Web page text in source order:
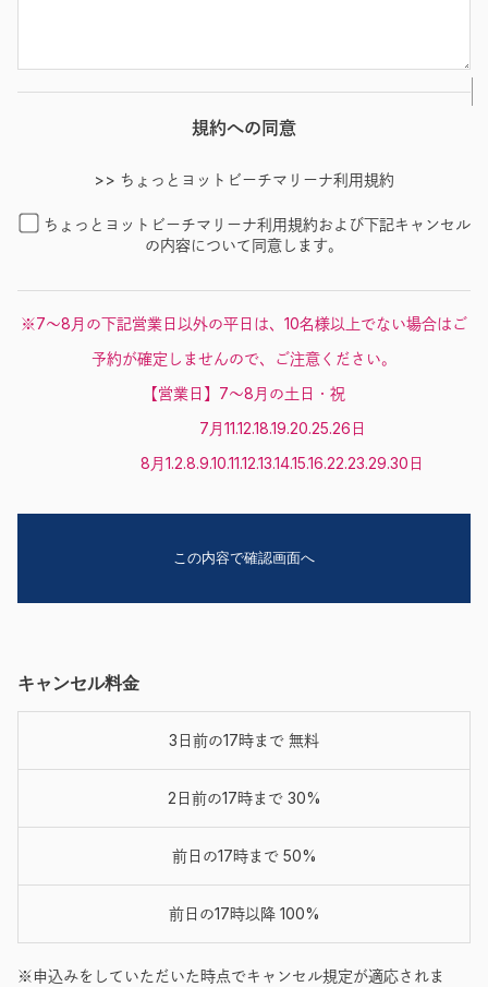
規約への同意
>> ちょっとヨットビーチマリーナ利用規約
ちょっとヨットビーチマリーナ利用規約および下記キャンセル
の内容について同意します。
※7～8月の下記営業日以外の平日は、10名様以上でない場合はご
予約が確定しませんので、ご注意ください。
【営業日】7～8月の土日・祝
7月11.12.18.19.20.25.26日
8月1.2.8.9.10.11.12.13.14.15.16.22.23.29.30日
キャンセル料金
3日前の17時まで 無料
2日前の17時まで 30%
前日の17時まで 50%
前日の17時以降 100%
※申込みをしていただいた時点でキャンセル規定が適応されま